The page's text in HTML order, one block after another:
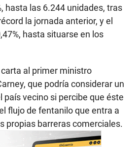
hasta las 6.244 unidades, tras
la jornada anterior, y el
hasta situarse en los
al primer ministro
que podría considerar un
país vecino si percibe que éste
flujo de fentanilo que entra a
propias barreras comerciales.